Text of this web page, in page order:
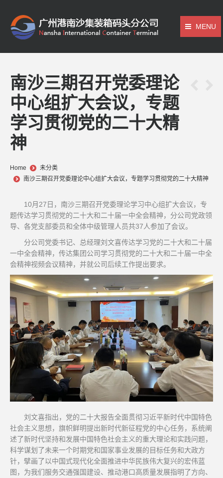
MENU
南沙三期召开党委理论
中心组扩大会议，专题
学习贯彻党的二十大精
神
You are here:
Home
未分类
南沙三期召开党委理论中心组扩大会议，专题学习贯彻党的二十大精神
10月27日，南沙三期召开党委理论学习中心组扩大会议，专
题传达学习贯彻党的二十大和二十届一中全会精神，分公司党政领
导、各党支部委员和全体中级管理人员共37人参加了会议。
分公司党委书记、总经理刘文喜传达学习党的二十大和二十届
一中全会精神，传达集团公司学习贯彻党的二十大和二十届一中全
会精神视频会议精神，并就公司后续工作提出要求。
刘文喜指出，党的二十大报告全面贯彻习近平新时代中国特色
社会主义思想，旗帜鲜明提出新时代新征程党的中心任务，系统阐
述了新时代坚持和发展中国特色社会主义的重大理论和实践问题，
科学谋划了未来一个时期党和国家事业发展的目标任务和大政方
针，擘画了以中国式现代化全面推进中华民族伟大复兴的宏伟蓝
图，为我们服务交通强国建设、推动港口高质量发展指明了方向、